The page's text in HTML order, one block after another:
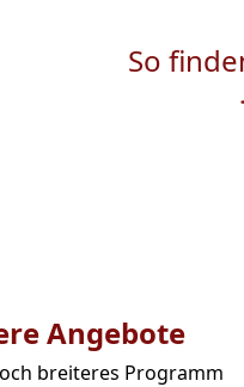
So
Angebote
breiteres Programm